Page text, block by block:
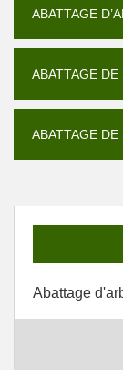
ABATTAGE
ABATTAGE
ABATTAGE
Abattage